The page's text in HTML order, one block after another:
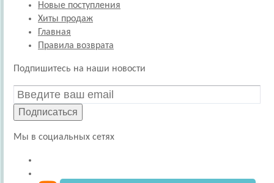
Новые поступления
Хиты продаж
Главная
Правила возврата
Подпишитесь на наши новости
Подписаться
Мы в социальных сетях